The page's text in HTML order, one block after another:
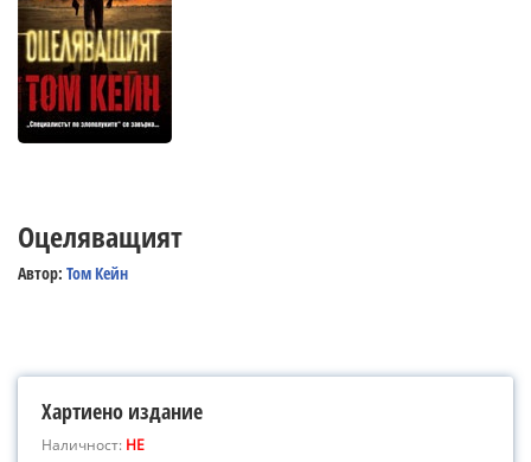
Оцеляващият
Автор: Том Кейн
Хартиено издание
Наличност: НЕ